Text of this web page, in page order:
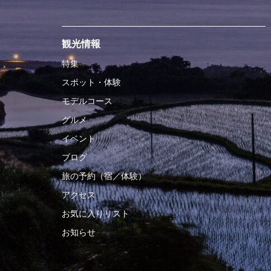
観光情報
特集
スポット・体験
モデルコース
グルメ
イベント
ブログ
旅の予約（宿／体験）
アクセス
お気に入りリスト
お知らせ